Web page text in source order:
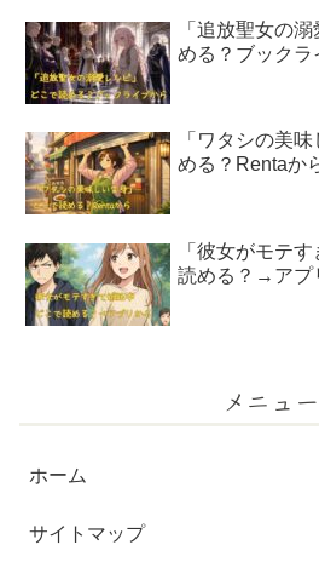
「追放聖女の
める？ブックラ
「ワタシの美
める？Rentaか
「彼女がモテ
読める？→アプ
メニュー
ホーム
サイトマップ